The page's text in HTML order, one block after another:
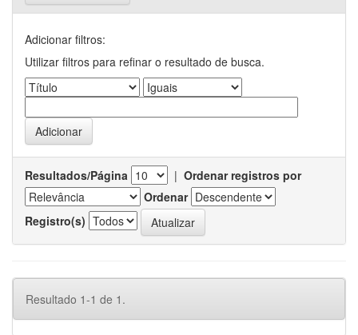
Adicionar filtros:
Utilizar filtros para refinar o resultado de busca.
Resultados/Página | Ordenar registros por
Ordenar
Registro(s)
Resultado 1-1 de 1.